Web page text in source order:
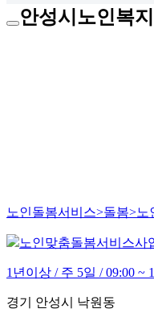
안성시노인복
노인돌봄서비스>돌봄>노
노인맞춤돌봄서비스사
1년이상 / 주 5일 / 09:00 ~
경기 안성시 낙원동